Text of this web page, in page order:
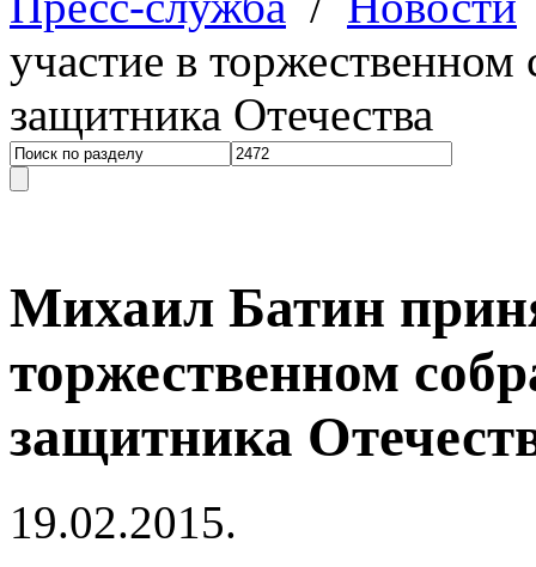
участие в
защитника Отечества
Михаил Батин
торжественном
защитника
19.02.2015.